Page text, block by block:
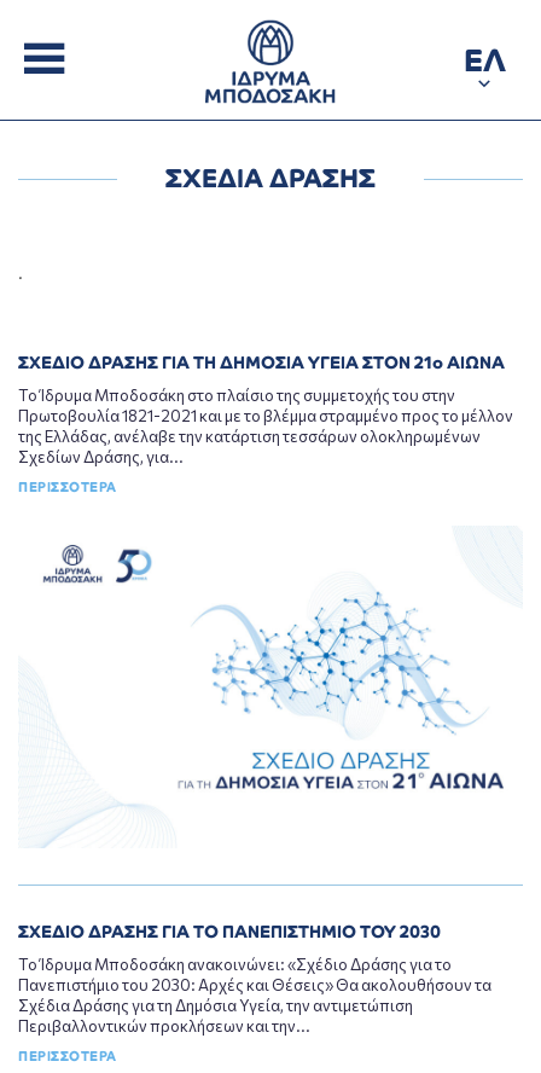
ΕΛ
ΣΧΕΔΙΑ ΔΡΑΣΗΣ
.
ΣΧΕΔΙΟ ΔΡΑΣΗΣ ΓΙΑ ΤΗ ΔΗΜΟΣΙΑ ΥΓΕΙΑ ΣΤΟΝ 21ο ΑΙΩΝΑ
Το Ίδρυμα Μποδοσάκη στο πλαίσιο της συμμετοχής του στην
Πρωτοβουλία 1821-2021 και με το βλέμμα στραμμένο προς το μέλλον
της Ελλάδας, ανέλαβε την κατάρτιση τεσσάρων ολοκληρωμένων
Σχεδίων Δράσης, για...
ΠΕΡΙΣΣΟΤΕΡΑ
ΣΧΕΔΙΟ ΔΡΑΣΗΣ ΓΙΑ ΤΟ ΠΑΝΕΠΙΣΤΗΜΙΟ ΤΟΥ 2030
Το Ίδρυμα Μποδοσάκη ανακοινώνει: «Σχέδιο Δράσης για το
Πανεπιστήμιο του 2030: Αρχές και Θέσεις» Θα ακολουθήσουν τα
Σχέδια Δράσης για τη Δημόσια Υγεία, την αντιμετώπιση
Περιβαλλοντικών προκλήσεων και την...
ΠΕΡΙΣΣΟΤΕΡΑ